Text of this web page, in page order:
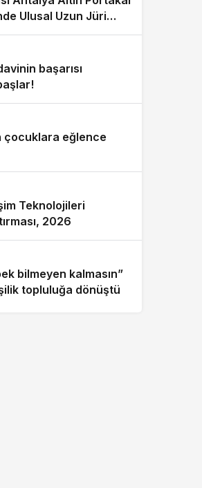
Ulusal Uzun Jüri
Zaim!
başarısı
çocuklara eğlence
Teknolojileri
2026
bilmeyen kalmasın”
topluluğa dönüştü